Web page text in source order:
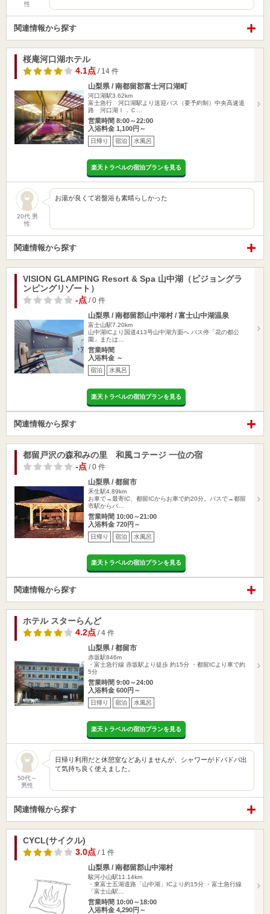
性
関連情報から探す
桜庵河口湖ホテル
4.1点 / 14 件
山梨県 / 南都留郡富士河口湖町
河口湖駅3.62km
富士急行 河口湖駅より送迎バス（要予約制）中央高速道
路 河口湖Ｉ．Ｃ…
営業時間 8:00～22:00
入浴料金 1,100円～
日帰り 宿泊 水風呂
楽天トラベルの宿泊プランを見る
20代 男
性
お湯が良くて岩盤浴も素晴らしかった
関連情報から探す
VISION GLAMPING Resort & Spa 山中湖（ビジョングラ
ンピングリゾート）
-点 / 0 件
山梨県 / 南都留郡山中湖村 / 富士山中湖温泉
富士山駅7.20km
山中湖ICより国道413号山中湖方面へ バス停「花の都公
園」または…
営業時間
入浴料金 ～
宿泊 水風呂
楽天トラベルの宿泊プランを見る
関連情報から探す
都留戸沢の森和みの里 和風コテージ 一位の宿
-点 / 0 件
山梨県 / 都留市
禾生駅4.89km
お車で→最寄IC、都留ICからお車で約20分。バスで→都留
市駅からバ…
営業時間 10:00～21:00
入浴料金 720円～
日帰り 宿泊 水風呂
楽天トラベルの宿泊プランを見る
関連情報から探す
ホテル スターらんど
4.2点 / 4 件
山梨県 / 都留市
赤坂駅846m
・富士急行線 赤坂駅より徒歩 約15分 ・都留ICより車で約
5分
営業時間 9:00～24:00
入浴料金 600円～
日帰り 宿泊 水風呂
楽天トラベルの宿泊プランを見る
50代～
男性
日帰り利用だと休憩室などありませんが、シャワーがドバドバ出
て気持ち良く使えました。
関連情報から探す
CYCL(サイクル)
3.0点 / 1 件
山梨県 / 南都留郡山中湖村
駿河小山駅11.14km
・東富士五湖道路「山中湖」ICより約15分 ・富士急行線
「富士山駅…
営業時間 10:00～18:00
入浴料金 4,290円～